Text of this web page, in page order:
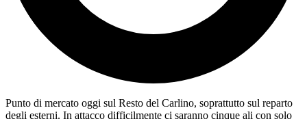
Punto di mercato oggi sul Resto del Carlino, soprattutto sul reparto
degli esterni. In attacco difficilmente ci saranno cinque ali con solo